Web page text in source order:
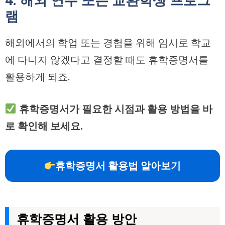
램
해외에서의 학업 또는 경험을 위해 임시로 학교
에 다니지 않겠다고 결정할 때도 휴학증명서를
활용하게 되죠.
휴학증명서가 필요한 시점과 활용 방법을 바
로 확인해 보세요.
휴학증명서 활용법 알아보기
휴학증명서 활용 방안